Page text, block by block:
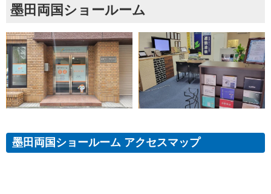
墨田両国ショールーム
墨田両国ショールーム アクセスマップ